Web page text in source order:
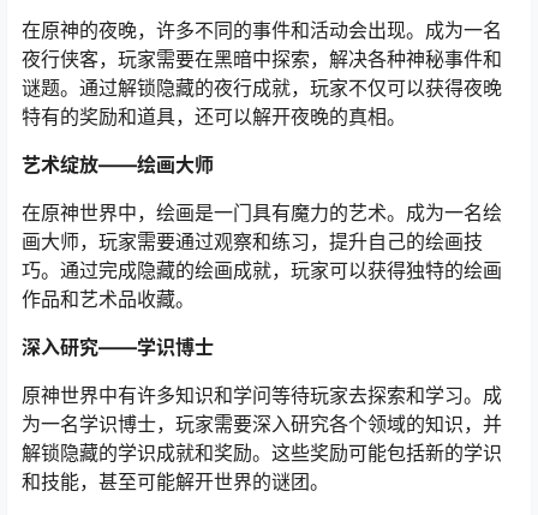
在原神的夜晚，许多不同的事件和活动会出现。成为一名
夜行侠客，玩家需要在黑暗中探索，解决各种神秘事件和
谜题。通过解锁隐藏的夜行成就，玩家不仅可以获得夜晚
特有的奖励和道具，还可以解开夜晚的真相。
艺术绽放——绘画大师
在原神世界中，绘画是一门具有魔力的艺术。成为一名绘
画大师，玩家需要通过观察和练习，提升自己的绘画技
巧。通过完成隐藏的绘画成就，玩家可以获得独特的绘画
作品和艺术品收藏。
深入研究——学识博士
原神世界中有许多知识和学问等待玩家去探索和学习。成
为一名学识博士，玩家需要深入研究各个领域的知识，并
解锁隐藏的学识成就和奖励。这些奖励可能包括新的学识
和技能，甚至可能解开世界的谜团。